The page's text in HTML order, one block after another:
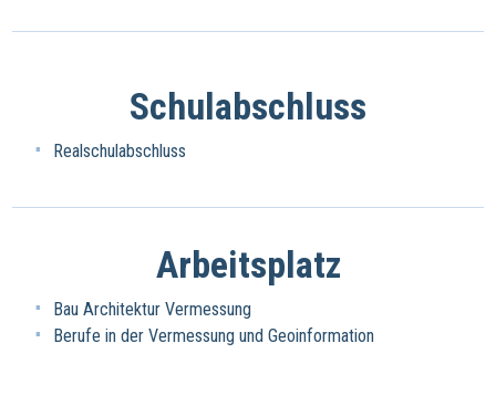
Schulabschluss
Realschulabschluss
Arbeitsplatz
Bau Architektur Vermessung
Berufe in der Vermessung und Geoinformation